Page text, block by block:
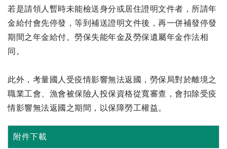
若是請領人暫時未能檢送身分或居住證明文件者，所請年
金給付會先停發，等到補送證明文件後，再一併補發停發
期間之年金給付。勞保失能年金及勞保遺屬年金作法相
同。
此外，考量國人受疫情影響無法返國，勞保局對於離境之
職業工會、漁會被保險人投保資格從寬審查，會扣除受疫
情影響無法返國之期間，以保障勞工權益。
附件下載